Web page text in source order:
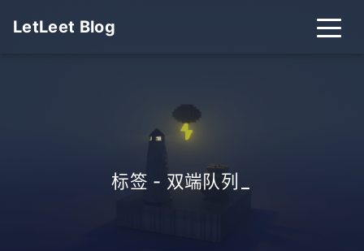
LetLeet Blog
标签 - 双端队列